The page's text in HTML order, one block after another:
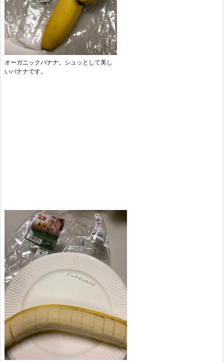
オーガニックバナナ。シュッとして美し
いバナナです。